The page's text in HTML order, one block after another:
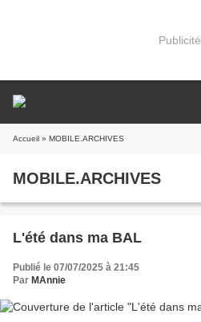
Publicité
Accueil » MOBILE.ARCHIVES
MOBILE.ARCHIVES
L'été dans ma BAL
Publié le 07/07/2025 à 21:45
Par MAnnie